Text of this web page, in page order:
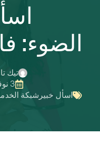
الضوء:
تيك
3 نوفمبر 2022
اسأل خبيرشبكة